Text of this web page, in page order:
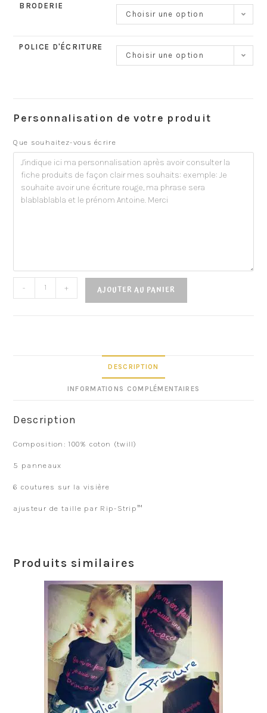
BRODERIE
Choisir une option
POLICE D'ÉCRITURE
Choisir une option
Personnalisation de votre produit
Que souhaitez-vous écrire
- + AJOUTER AU PANIER
DESCRIPTION
INFORMATIONS COMPLÉMENTAIRES
Description
Composition: 100% coton (twill)
5 panneaux
6 coutures sur la visière
ajusteur de taille par Rip-Strip™
Produits similaires